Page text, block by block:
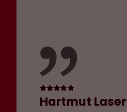
Hartmut Laser